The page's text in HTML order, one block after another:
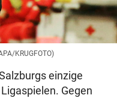
KRUGFOTO)
einzige
Gegen